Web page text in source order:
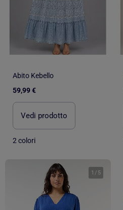
Abito Kebello
59,99 €
Vedi prodotto
2 colori
1 / 5